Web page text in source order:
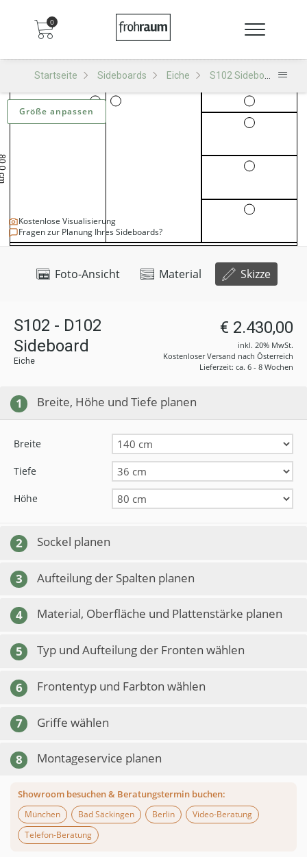
0
Startseite Sideboards Eiche S102 Sideboard
Foto-Ansicht Material Skizze
Kostenlose Visualisierung
Fragen zur Planung Ihres Sideboards?
Größe anpassen
S102 - D102
Sideboard
Eiche
€ 2.430,00
inkl. 20% MwSt.
Kostenloser Versand nach Österreich
Lieferzeit: ca. 6 - 8 Wochen
1 Breite, Höhe und Tiefe planen
Breite
Tiefe
Höhe
2 Sockel planen
3 Aufteilung der Spalten planen
4 Material, Oberfläche und Plattenstärke planen
5 Typ und Aufteilung der Fronten wählen
6 Frontentyp und Farbton wählen
7 Griffe wählen
8 Montageservice planen
Showroom besuchen & Beratungstermin buchen:
München
Bad Säckingen Berlin
Video-Beratung
Telefon-Beratung